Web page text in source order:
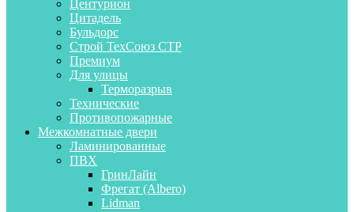
Центурион
Цитадель
Бульдорс
Строй ТехСоюз СТР
Премиум
Для улицы
Терморазрыв
Технические
Противопожарные
Межкомнатные двери
Ламинированные
ПВХ
ГринЛайн
Фрегат (Albero)
Lidman